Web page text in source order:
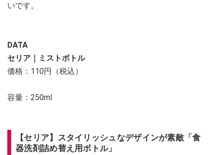
いです。
DATA
セリア｜ミストボトル
価格：110円（税込）
容量：250ml
【セリア】スタイリッシュなデザインが素敵「食
器洗剤詰め替え用ボトル」